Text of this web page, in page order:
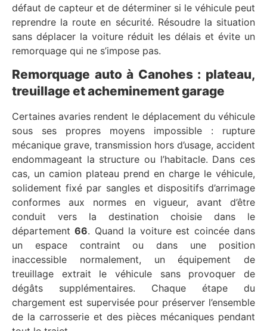
défaut de capteur et de déterminer si le véhicule peut
reprendre la route en sécurité. Résoudre la situation
sans déplacer la voiture réduit les délais et évite un
remorquage qui ne s’impose pas.
Remorquage auto à Canohes : plateau,
treuillage et acheminement garage
Certaines avaries rendent le déplacement du véhicule
sous ses propres moyens impossible : rupture
mécanique grave, transmission hors d’usage, accident
endommageant la structure ou l’habitacle. Dans ces
cas, un camion plateau prend en charge le véhicule,
solidement fixé par sangles et dispositifs d’arrimage
conformes aux normes en vigueur, avant d’être
conduit vers la destination choisie dans le
département66. Quand la voiture est coincée dans
un espace contraint ou dans une position
inaccessible normalement, un équipement de
treuillage extrait le véhicule sans provoquer de
dégâts supplémentaires. Chaque étape du
chargement est supervisée pour préserver l’ensemble
de la carrosserie et des pièces mécaniques pendant